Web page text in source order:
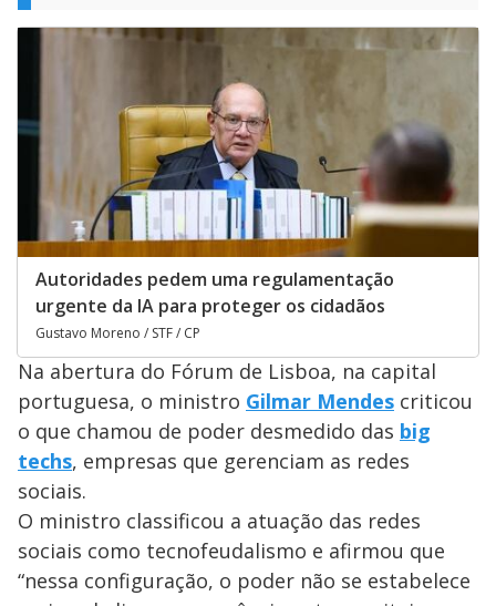
Autoridades pedem uma regulamentação
urgente da IA para proteger os cidadãos
Gustavo Moreno / STF / CP
Na abertura do Fórum de Lisboa, na capital
portuguesa, o ministro Gilmar Mendes criticou
o que chamou de poder desmedido das big
techs, empresas que gerenciam as redes
sociais.
O ministro classificou a atuação das redes
sociais como tecnofeudalismo e afirmou que
“nessa configuração, o poder não se estabelece